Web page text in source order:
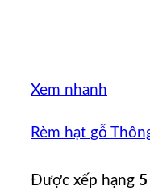
Xem nhanh
Rèm hạt gỗ
Được xếp hạng 5